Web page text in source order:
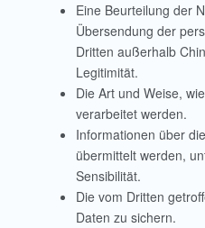
Eine Beurteilung der
Übersendung der
Dritten außerhalb
Legitimität.
Die Art und Weise,
verarbeitet werden.
Informationen über
übermittelt werden,
Sensibilität.
Die vom Dritten
Daten zu sichern.